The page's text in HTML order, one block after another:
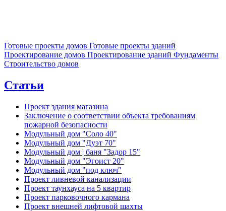
Готовые проекты домов Готовые проекты зданий
Проектирование домов Проектирование зданий Фундаменты
Строительство домов
Статьи
Проект здания магазина
Заключение о соответствии объекта требованиям
пожарной безопасности
Модульный дом "Соло 40"
Модульный дом "Дуэт 70"
Модульный дом | баня "Задор 15"
Модульный дом "Эгоист 20"
Модульный дом "под ключ"
Проект ливневой канализации
Проект таунхауса на 5 квартир
Проект парковочного кармана
Проект внешней лифтовой шахты